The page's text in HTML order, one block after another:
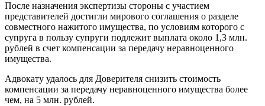
После назначения экспертизы стороны с участием
представителей достигли мирового соглашения о разделе
совместного нажитого имущества, по условиям которого с
супруга в пользу супруги подлежит выплата около 1,3 млн.
рублей в счет компенсации за передачу неравноценного
имущества.
Адвокату удалось для Доверителя снизить стоимость
компенсации за передачу неравноценного имущества более
чем, на 5 млн. рублей.